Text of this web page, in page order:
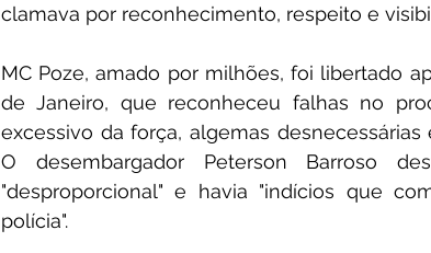
clamava por reconhecimento, respeito e
MC Poze, amado por milhões, foi libertado
de Janeiro, que reconheceu falhas no
excessivo da força, algemas
O desembargador Peterson Barroso
"desproporcional" e havia "indícios que
polícia".